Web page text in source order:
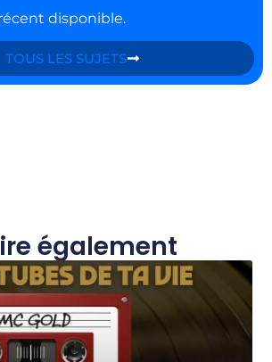
disponible.
TOUS LES SUJETS
également